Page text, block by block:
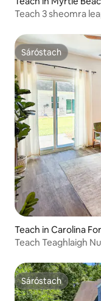
Teach 3 sheomra
Sáróstach
Sáróstach
Teach in Carolina
Teach Teaghlaigh
Sáróstach
Sáróstach